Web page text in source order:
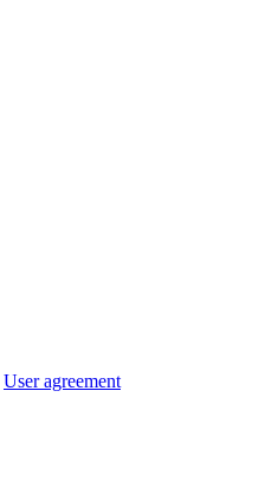
User agreement